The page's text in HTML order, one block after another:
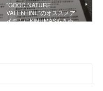
"GOOD NATURE
VALENTINE"のオススメア
イテムにKINUMASK-きぬ…